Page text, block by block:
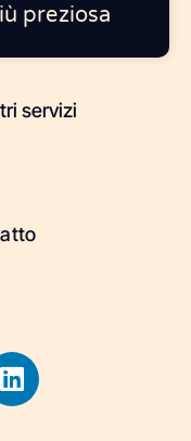
preziosa
servizi